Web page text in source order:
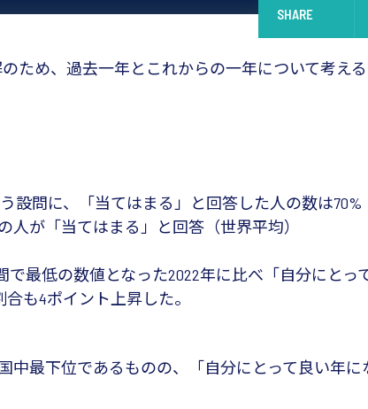
SHARE
ため、過去一年とこれからの一年について考え
設問に、「当てはまる」と回答した人の数は70%
人が「当てはまる」と回答（世界平均）
最低の数値となった2022年に比べ「自分にとっ
も4ポイント上昇した。
最下位であるものの、「自分にとって良い年に